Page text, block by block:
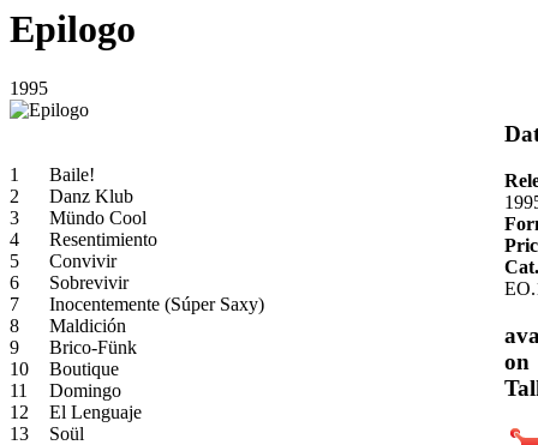
Epilogo
1995
1
Baile!
2
Danz Klub
3
Mündo Cool
4
Resentimiento
5
Convivir
6
Sobrevivir
7
Inocentemente (Súper Saxy)
8
Maldición
9
Brico-Fünk
10
Boutique
11
Domingo
12
El Lenguaje
13
Soül
on